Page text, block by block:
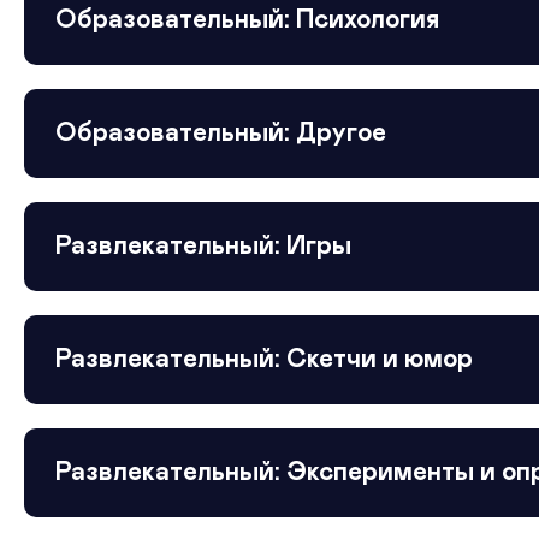
Образовательный: Психология
Образовательный: Другое
Развлекательный: Игры
Развлекательный: Скетчи и юмор
Развлекательный: Эксперименты и